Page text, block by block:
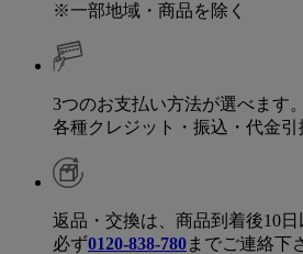
※一部地域・商品を除く
3つのお支払い方法が選べます。
各種クレジット・振込・代金引
返品・交換は、商品到着後10日
必ず0120-838-780までご連絡下